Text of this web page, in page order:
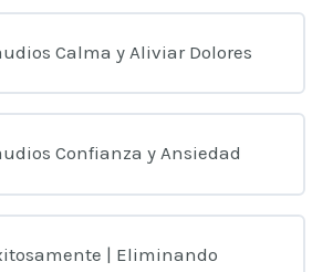
Calma y Aliviar Dolores
Confianza y Ansiedad
| Eliminando